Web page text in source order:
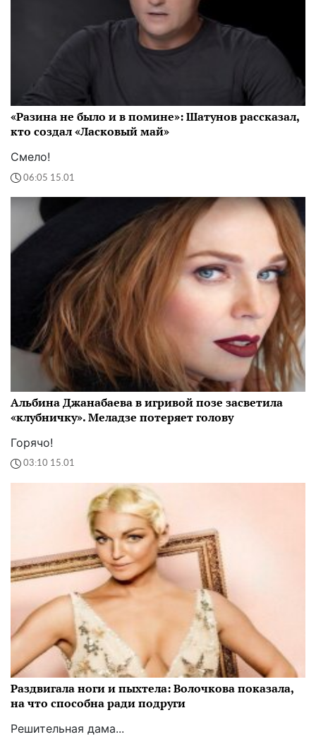
«Разина не было и в помине»: Шатунов рассказал,
кто создал «Ласковый май»
Смело!
06:05 15.01
Альбина Джанабаева в игривой позе засветила
«клубничку». Меладзе потеряет голову
Горячо!
03:10 15.01
Раздвигала ноги и пыхтела: Волочкова показала,
на что способна ради подруги
Решительная дама...